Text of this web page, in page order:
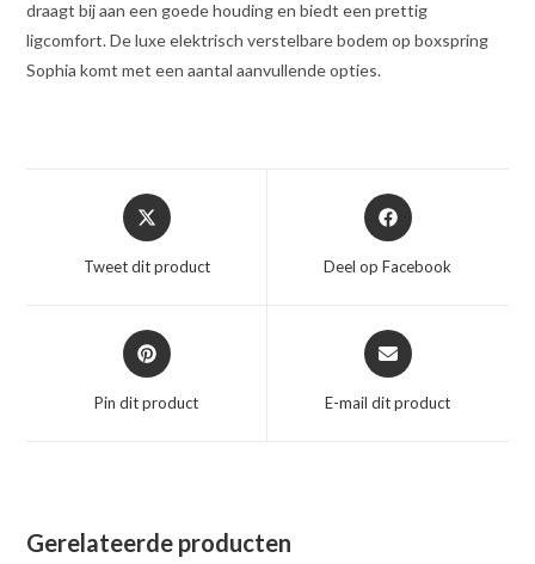
draagt bij aan een goede houding en biedt een prettig
ligcomfort. De luxe elektrisch verstelbare bodem op boxspring
Sophia komt met een aantal aanvullende opties.
Opent
in
een
nieuw
Tweet dit product
Opent
in
een
nieuw
Deel op Facebook
Opent
in
een
nieuw
Pin dit product
Opent
in
een
nieuw
E-mail dit product
Gerelateerde producten